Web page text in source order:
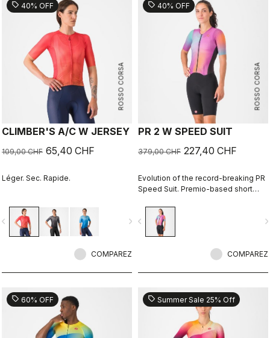
ROSSO CORSA
sell 40% OFF
CLIMBER'S A/C W JERSEY
109,00 CHF 65,40 CHF
Léger. Sec. Rapide.
navigate_next
COMPAREZ
ROSSO CORSA
sell 40% OFF
PR 2 W SPEED SUIT
379,00 CHF 227,40 CHF
Evolution of the record-breaking PR
Speed Suit. Premio-based short
improved aerodynamics, especially
in crosswind conditions.CFD and in-
depth wind tunnel testing create the
optimized for high speeds.
navigate_before
COMPAREZ
sell 60% OFF sell Summer Sale 25% Off